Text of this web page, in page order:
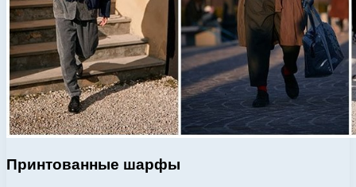
Принтованные шарфы